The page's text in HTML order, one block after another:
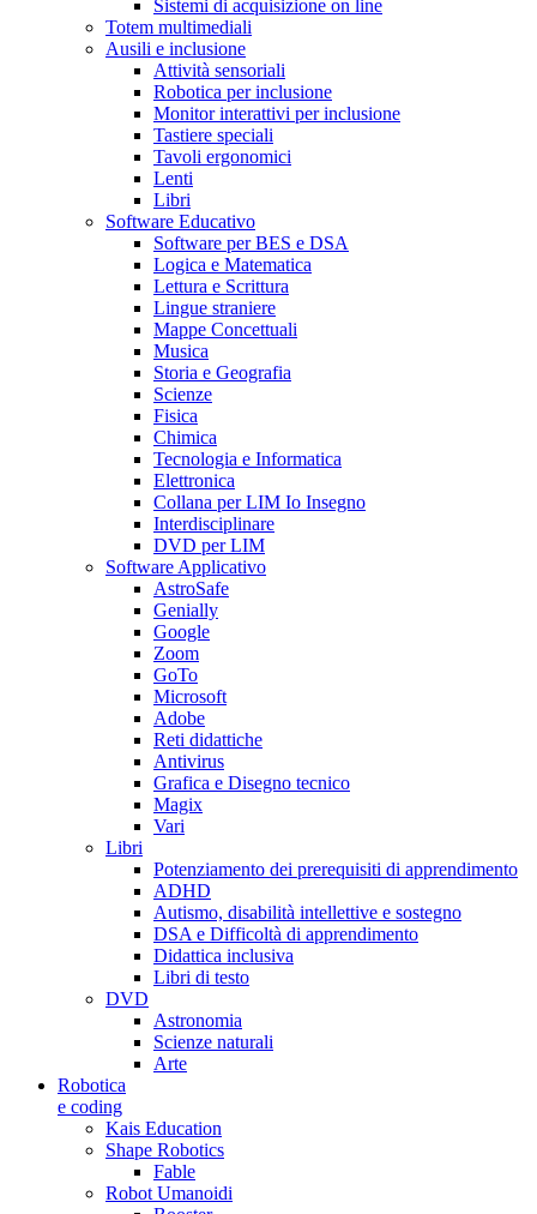
Sistemi di acquisizione on line
Totem multimediali
Ausili e inclusione
Attività sensoriali
Robotica per inclusione
Monitor interattivi per inclusione
Tastiere speciali
Tavoli ergonomici
Lenti
Libri
Software Educativo
Software per BES e DSA
Logica e Matematica
Lettura e Scrittura
Lingue straniere
Mappe Concettuali
Musica
Storia e Geografia
Scienze
Fisica
Chimica
Tecnologia e Informatica
Elettronica
Collana per LIM Io Insegno
Interdisciplinare
DVD per LIM
Software Applicativo
AstroSafe
Genially
Google
Zoom
GoTo
Microsoft
Adobe
Reti didattiche
Antivirus
Grafica e Disegno tecnico
Magix
Vari
Libri
Potenziamento dei prerequisiti di apprendimento
ADHD
Autismo, disabilità intellettive e sostegno
DSA e Difficoltà di apprendimento
Didattica inclusiva
Libri di testo
DVD
Astronomia
Scienze naturali
Arte
Robotica
e coding
Kais Education
Shape Robotics
Fable
Robot Umanoidi